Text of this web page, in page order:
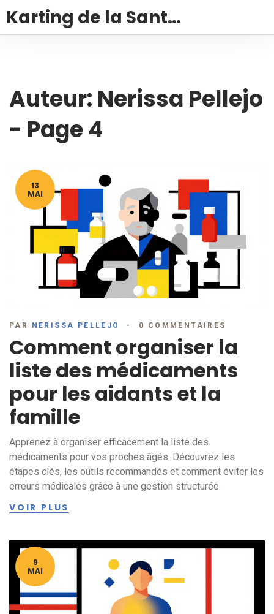
Karting de la Santé – Montalivet
Auteur: Nerissa Pellejo
- Page 4
13
MAI
PAR NERISSA PELLEJO 0 COMMENTAIRES
Comment organiser la
liste des médicaments
pour les aidants et la
famille
Apprenez à organiser efficacement la liste des
médicaments pour vos proches âgés. Découvrez les
étapes clés, les outils recommandés et comment éviter les
erreurs médicales grâce à une gestion structurée.
VOIR PLUS
9
MAI